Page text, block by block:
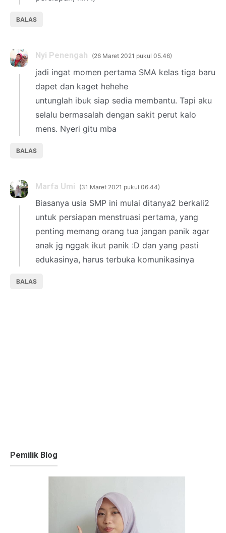
BALAS
Nyi Penengah 26 Maret 2021 pukul 05.46
jadi ingat momen pertama SMA kelas tiga baru
dapet dan kaget hehehe
untunglah ibuk siap sedia membantu. Tapi aku
selalu bermasalah dengan sakit perut kalo
mens. Nyeri gitu mba
BALAS
Marfa Umi 31 Maret 2021 pukul 06.44
Biasanya usia SMP ini mulai ditanya2 berkali2
untuk persiapan menstruasi pertama, yang
penting memang orang tua jangan panik agar
anak jg nggak ikut panik :D dan yang pasti
edukasinya, harus terbuka komunikasinya
BALAS
Pemilik Blog